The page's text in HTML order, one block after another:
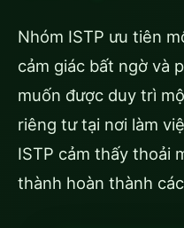
Nhóm ISTP ưu tiên
cảm giác bất ngờ và
muốn được duy trì
riêng tư tại nơi làm
ISTP cảm thấy thoải
thành hoàn thành